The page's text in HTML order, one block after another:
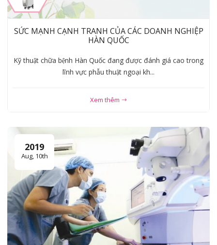
SỨC MẠNH CẠNH TRANH CỦA CÁC DOANH NGHIỆP
HÀN QUỐC
Kỹ thuật chữa bệnh Hàn Quốc đang được đánh giá cao trong
lĩnh vực phẫu thuật ngoại kh...
Xem thêm
2019
Aug, 10th